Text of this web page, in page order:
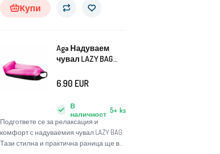
материал, който гарантира дълъг
живот и устойчивост на повреди.
Купи
Aga Надуваем
чувал LAZY BAG
Розов
Подгответе се за релаксация и
комфорт с надуваемия чувал LAZY BAG.
Тази стилна и практична раница ще ви
В
наличност 5+ ks
6.90 EUR